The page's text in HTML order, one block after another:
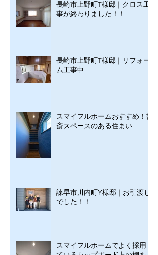
長崎市上野町T様邸｜クロス工
事が終わりました！！
長崎市上野町T様邸｜リフォー
ム工事中
スマイフルホームおすすめ！書
斎スペースのある住まい
諫早市川内町Y様邸｜お引渡し
でした！！
スマイフルホームでよく採用し